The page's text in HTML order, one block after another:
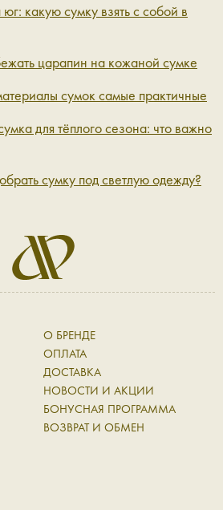
какую сумку взять с собой в
царапин на кожаной сумке
сумок самые практичные
для тёплого сезона: что важно
сумку под светлую одежду?
О БРЕНДЕ
ОПЛАТА
ДОСТАВКА
НОВОСТИ И АКЦИИ
БОНУСНАЯ ПРОГРАММА
ВОЗВРАТ И ОБМЕН